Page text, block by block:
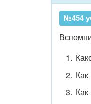
№454
Как
Как